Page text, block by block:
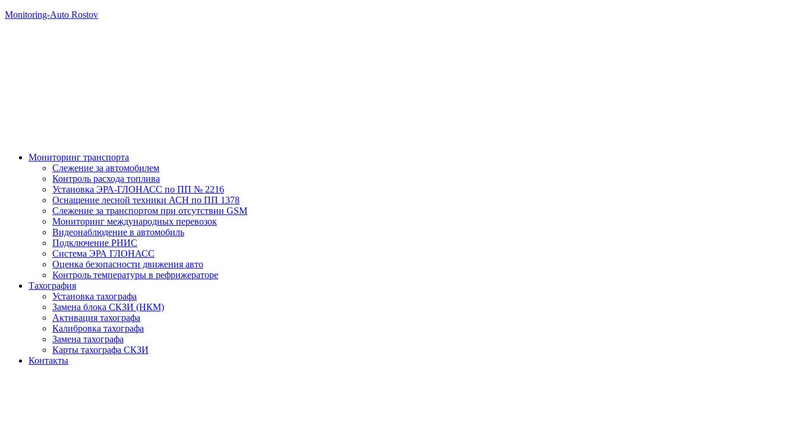
Monitoring-Auto Rostov
Мониторинг транспорта
Слежение за автомобилем
Контроль расхода топлива
Установка ЭРА-ГЛОНАСС по ПП № 2216
Оснащение лесной техники АСН по ПП 1378
Слежение за транспортом при отсутствии GSM
Мониторинг международных перевозок
Видеонаблюдение в автомобиль
Подключение РНИС
Система ЭРА ГЛОНАСС
Оценка безопасности движения авто
Контроль температуры в рефрижераторе
Тахография
Установка тахографа
Замена блока СКЗИ (НКМ)
Активация тахографа
Калибровка тахографа
Замена тахографа
Карты тахографа СКЗИ
Контакты